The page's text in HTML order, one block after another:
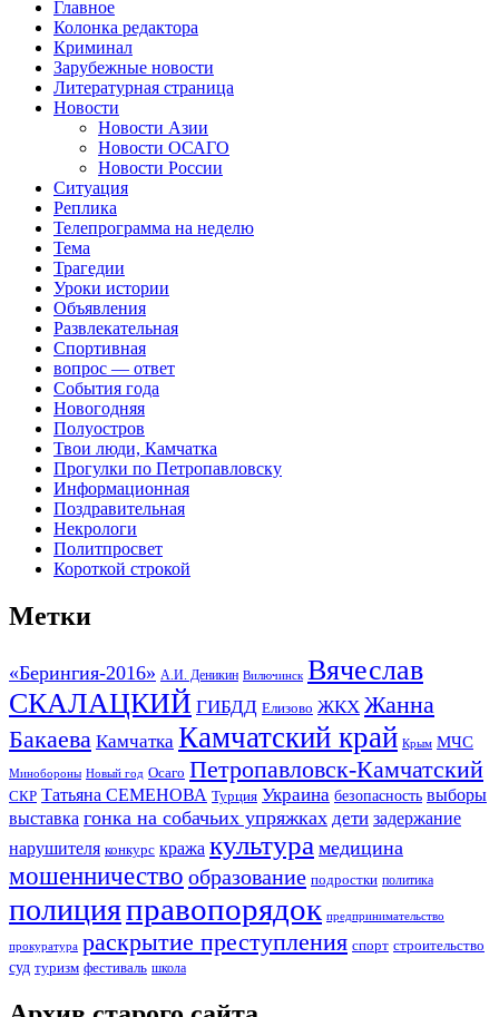
Главное
Колонка редактора
Криминал
Зарубежные новости
Литературная страница
Новости
Новости Азии
Новости ОСАГО
Новости России
Ситуация
Реплика
Телепрограмма на неделю
Тема
Трагедии
Уроки истории
Объявления
Развлекательная
Спортивная
вопрос — ответ
События года
Новогодняя
Полуостров
Твои люди, Камчатка
Прогулки по Петропавловску
Информационная
Поздравительная
Некрологи
Политпросвет
Короткой строкой
Метки
«Берингия-2016» А.И. Деникин Вилючинск Вячеслав
СКАЛАЦКИЙ ГИБДД Елизово ЖКХ Жанна
Бакаева Камчатка Камчатский край Крым МЧС
Минобороны Новый год Осаго Петропавловск-Камчатский
СКР Татьяна СЕМЕНОВА Турция Украина безопасность выборы
выставка гонка на собачьих упряжках дети задержание
нарушителя конкурс кража культура медицина
мошенничество образование подростки политика
полицияправопорядок предпринимательство
прокуратура раскрытие преступления спорт строительство
суд туризм фестиваль школа